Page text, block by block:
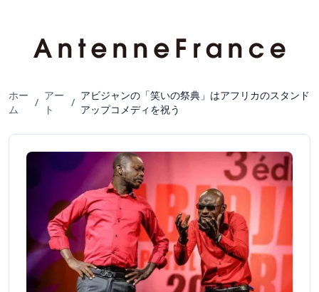
ホー
ム
/
アー
ト
/
アビジャンの「笑いの祭典」はアフリカのスタンド
アップコメディを祝う